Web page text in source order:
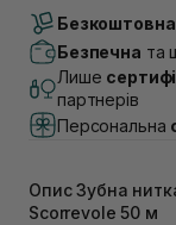
В
Самовивіз
В наявності
Самовивіз
(Duck’s Lake)
В
В
Самовивіз
Безкоштовна
Безпечна та
Лише
партнерів
Персональна
Опис Зубна
Scorrevole 50 м